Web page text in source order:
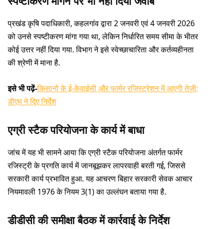
प्रखंड कृषि पदाधिकारी, कहलगांव द्वारा 2 जनवरी एवं 4 जनवरी 2026
को उनसे स्पष्टीकरण मांगा गया था, लेकिन निर्धारित समय सीमा के भीतर
कोई उत्तर नहीं दिया गया. विभाग ने इसे स्वेच्छाचारिता और कर्तव्यहीनता
की श्रेणी में माना है.
इसे भी पढ़ें-किसानों के ई-केवाईसी और फार्मर रजिस्ट्रेशन में आएगी तेजी;
डीएम ने दिए निर्देश
एग्री स्टैक परियोजना के कार्य में बाधा
जांच में यह भी सामने आया कि एग्री स्टैक परियोजना अंतर्गत फार्मर
रजिस्ट्री के प्रगति कार्य में जानबूझकर लापरवाही बरती गई, जिससे
सरकारी कार्य प्रभावित हुआ. यह आचरण बिहार सरकारी सेवक आचार
नियमावली 1976 के नियम 3(1) का उल्लंघन बताया गया है.
डीडीसी की समीक्षा बैठक में कार्रवाई के निर्देश